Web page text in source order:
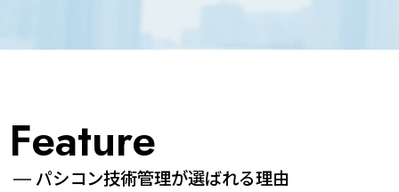
Feature
パシコン技術管理が選ばれる理由